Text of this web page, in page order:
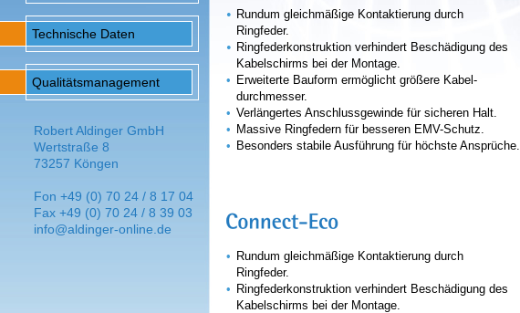
Technische Daten
Qualitätsmanagement
Robert Aldinger GmbH
Wertstraße 8
73257 Köngen
Fon +49 (0) 70 24 / 8 17 04
Fax +49 (0) 70 24 / 8 39 03
info@aldinger-online.de
• Rundum gleichmäßige Kontaktierung durch
Ringfeder.
• Ringfederkonstruktion verhindert Beschädigung des
Kabelschirms bei der Montage.
• Erweiterte Bauform ermöglicht größere Kabel-
durchmesser.
• Verlängertes Anschlussgewinde für sicheren Halt.
• Massive Ringfedern für besseren EMV-Schutz.
• Besonders stabile Ausführung für höchste Ansprüche.
• Rundum gleichmäßige Kontaktierung durch
Ringfeder.
• Ringfederkonstruktion verhindert Beschädigung des
Kabelschirms bei der Montage.